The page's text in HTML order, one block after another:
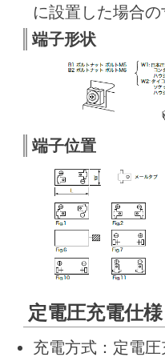
に設置した場合の
端子形状
端子位置
定電圧充電仕様
充電方式：定電圧